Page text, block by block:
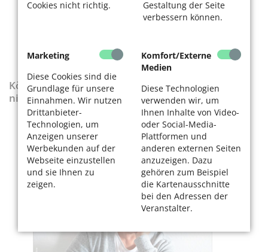
Cookies nicht richtig.
Gestaltung der Seite
verbessern können.
Marketing
Diese Cookies sind die
Grundlage für unsere
Einnahmen. Wir nutzen
Drittanbieter-
Technologien, um
Anzeigen unserer
Werbekunden auf der
Webseite einzustellen
und sie Ihnen zu
zeigen.
Komfort/Externe
Medien
Diese Technologien
verwenden wir, um
Ihnen Inhalte von Video-
oder Social-Media-
Plattformen und
anderen externen Seiten
anzuzeigen. Dazu
gehören zum Beispiel
die Kartenausschnitte
bei den Adressen der
Veranstalter.
KölnerLeben-Sonderausgabe „Wenn die Rente
nicht reicht“